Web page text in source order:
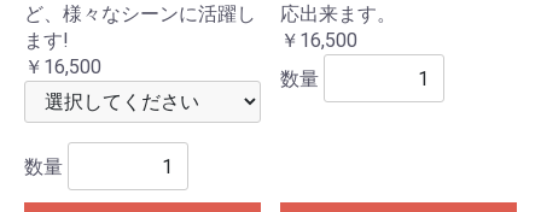
ど、様々なシーンに活躍し
ます!
￥16,500
数量
応出来ます。
￥16,500
数量